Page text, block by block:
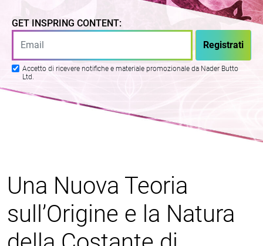
GET INSPRING CONTENT:
Accetto di ricevere notifiche e materiale promozionale da Nader Butto
Ltd.
Una Nuova Teoria
sull’Origine e la Natura